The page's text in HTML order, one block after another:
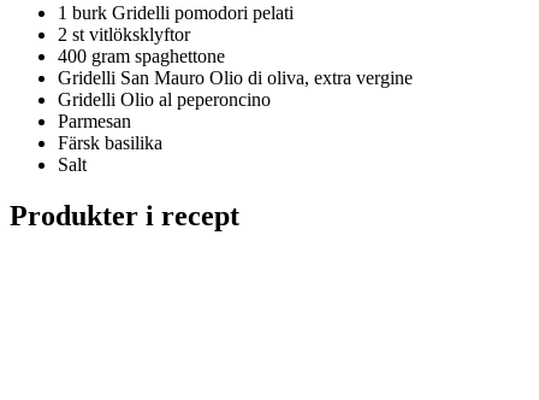
1 burk Gridelli pomodori pelati
2 st vitlöksklyftor
400 gram spaghettone
Gridelli San Mauro Olio di oliva, extra vergine
Gridelli Olio al peperoncino
Parmesan
Färsk basilika
Salt
Produkter i recept